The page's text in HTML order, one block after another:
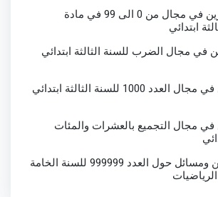
تجميعات لتمارين في مجال من 0 الى 99 في مادة
ابتدائي
في مجال الضرب للسنة الثالثة ابتدائي
سلسلة تمارين في مجال العدد 1000 للسنة الثالثة ابتدائي
مجال التجميع بالعشرات والمئات
مجموعة تمارين ومسائل حول العدد 999999 للسنة الخامة